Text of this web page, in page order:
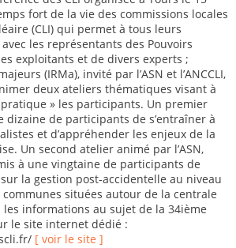
fort de la vie des commissions locales
(CLI) qui permet à tous leurs
les représentants des Pouvoirs
exploitants et de divers experts ;
(IRMa), invité par l’ASN et l’ANCCLI,
deux ateliers thématiques visant à
» les participants. Un premier
dizaine de participants de s’entraîner à
et d’appréhender les enjeux de la
Un second atelier animé par l’ASN,
à une vingtaine de participants de
la gestion post-accidentelle au niveau
situées autour de la centrale
les informations au sujet de la 34ième
le site internet dédié :
[ voir le site ]